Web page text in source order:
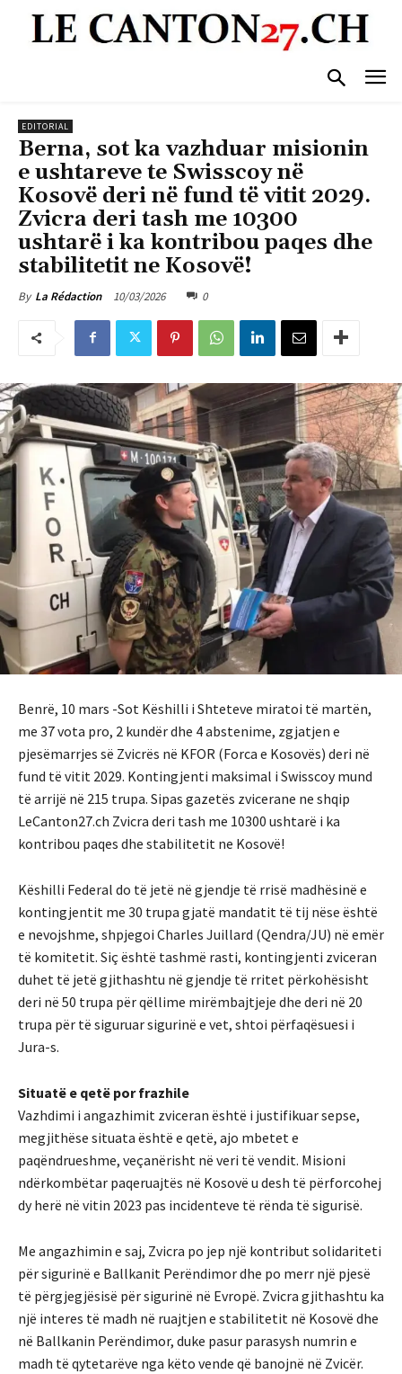
EDITORIAL
Berna, sot ka vazhduar misionin
e ushtareve te Swisscoy në
Kosovë deri në fund të vitit 2029.
Zvicra deri tash me 10300
ushtarë i ka kontribou paqes dhe
stabilitetit ne Kosovë!
By La Rédaction 10/03/2026 0
Benrë, 10 mars -Sot Këshilli i Shteteve miratoi të martën,
me 37 vota pro, 2 kundër dhe 4 abstenime, zgjatjen e
pjesëmarrjes së Zvicrës në KFOR (Forca e Kosovës) deri në
fund të vitit 2029. Kontingjenti maksimal i Swisscoy mund
të arrijë në 215 trupa. Sipas gazetës zvicerane ne shqip
LeCanton27.ch Zvicra deri tash me 10300 ushtarë i ka
kontribou paqes dhe stabilitetit ne Kosovë!
Këshilli Federal do të jetë në gjendje të rrisë madhësinë e
kontingjentit me 30 trupa gjatë mandatit të tij nëse është
e nevojshme, shpjegoi Charles Juillard (Qendra/JU) në emër
të komitetit. Siç është tashmë rasti, kontingjenti zviceran
duhet të jetë gjithashtu në gjendje të rritet përkohësisht
deri në 50 trupa për qëllime mirëmbajtjeje dhe deri në 20
trupa për të siguruar sigurinë e vet, shtoi përfaqësuesi i
Jura-s.
Situatë e qetë por frazhile
Vazhdimi i angazhimit zviceran është i justifikuar sepse,
megjithëse situata është e qetë, ajo mbetet e
paqëndrueshme, veçanërisht në veri të vendit. Misioni
ndërkombëtar paqeruajtës në Kosovë u desh të përforcohej
dy herë në vitin 2023 pas incidenteve të rënda të sigurisë.
Me angazhimin e saj, Zvicra po jep një kontribut solidariteti
për sigurinë e Ballkanit Perëndimor dhe po merr një pjesë
të përgjegjësisë për sigurinë në Evropë. Zvicra gjithashtu ka
një interes të madh në ruajtjen e stabilitetit në Kosovë dhe
në Ballkanin Perëndimor, duke pasur parasysh numrin e
madh të qytetarëve nga këto vende që banojnë në Zvicër.